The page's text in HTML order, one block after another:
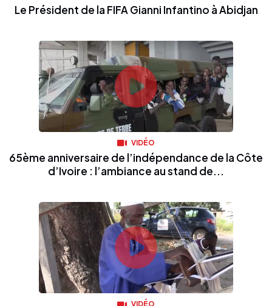
Le Président de la FIFA Gianni Infantino à Abidjan
VIDÉO
65ème anniversaire de l’indépendance de la Côte
d’Ivoire : l’ambiance au stand de...
VIDÉO